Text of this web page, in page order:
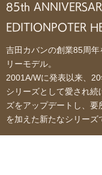
85th
EDITION POTER
吉田カバンの創業85周
リーモデル。
2001A/Wに発表以来、
シリーズとして愛され続
ズをアップデートし、
を加えた新たなシリーズ